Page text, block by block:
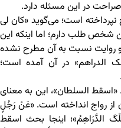
در این مسئله دارد.
است؛ می‌گوید «کان لی
شخص طلب دارم؛ اما اینکه این
روایت نسبت به آن مطرح نشده
الدراهم» در آن آمده است؛
السلطان»، این به معنای
از رواج انداخته است. «عَنْ رَجُلٍ
اینجا بحث اسقط